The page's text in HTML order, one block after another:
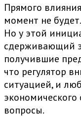
Прямого
момент не
Но у этой
сдерживающий
получившие
что регулятор
ситуацией, и
вопросы.